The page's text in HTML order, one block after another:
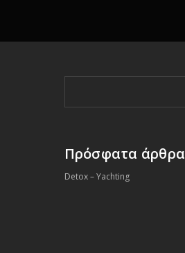
Πρόσφατα άρθρα
Detox – Yachting